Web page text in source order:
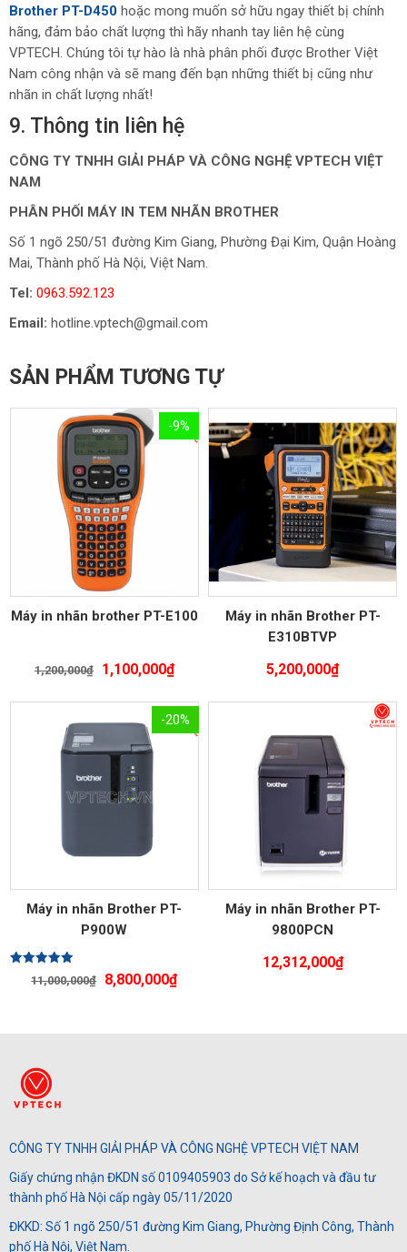
Brother PT-D450 hoặc mong muốn sở hữu ngay thiết bị chính
hãng, đảm bảo chất lượng thì hãy nhanh tay liên hệ cùng
VPTECH. Chúng tôi tự hào là nhà phân phối được Brother Việt
Nam công nhận và sẽ mang đến bạn những thiết bị cũng như
nhãn in chất lượng nhất!
9. Thông tin liên hệ
CÔNG TY TNHH GIẢI PHÁP VÀ CÔNG NGHỆ VPTECH VIỆT
NAM
PHÂN PHỐI MÁY IN TEM NHÃN BROTHER
Số 1 ngõ 250/51 đường Kim Giang, Phường Đại Kim, Quận Hoàng
Mai, Thành phố Hà Nội, Việt Nam.
Tel: 0963.592.123
Email: hotline.vptech@gmail.com
SẢN PHẨM TƯƠNG TỰ
-9%
Máy in nhãn brother PT-E100
1,200,000₫
Giá
1,200,000₫.
1,100,000₫Giá
tại
là:
Máy in nhãn Brother PT-
E310BTVP
5,200,000₫
-20%
Máy in nhãn Brother PT-
P900W
Được xếp
hạng
11,000,000₫
Giá
8,800,000₫Giá
Máy in nhãn Brother PT-
9800PCN
12,312,000₫
CÔNG TY TNHH GIẢI PHÁP VÀ CÔNG NGHỆ VPTECH VIỆT NAM
Giấy chứng nhận ĐKDN số 0109405903 do Sở kế hoạch và đầu tư
thành phố Hà Nội cấp ngày 05/11/2020
ĐKKD: Số 1 ngõ 250/51 đường Kim Giang, Phường Định Công, Thành
phố Hà Nội, Việt Nam.